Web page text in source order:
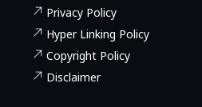
Privacy Policy
Hyper Linking Policy
Copyright Policy
Disclaimer